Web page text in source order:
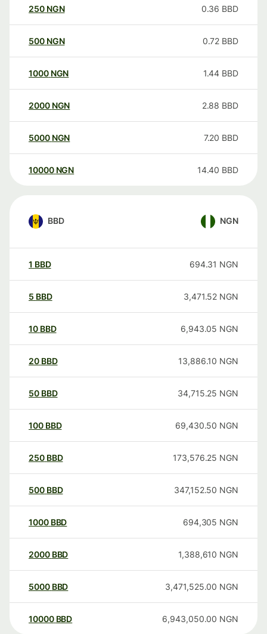
250 NGN 0.36 BBD
500 NGN 0.72 BBD
1000 NGN 1.44 BBD
2000 NGN 2.88 BBD
5000 NGN 7.20 BBD
10000 NGN 14.40 BBD
BBD NGN
1 BBD 694.31 NGN
5 BBD 3,471.52 NGN
10 BBD 6,943.05 NGN
20 BBD 13,886.10 NGN
50 BBD 34,715.25 NGN
100 BBD 69,430.50 NGN
250 BBD 173,576.25 NGN
500 BBD 347,152.50 NGN
1000 BBD 694,305 NGN
2000 BBD 1,388,610 NGN
5000 BBD 3,471,525.00 NGN
10000 BBD 6,943,050.00 NGN